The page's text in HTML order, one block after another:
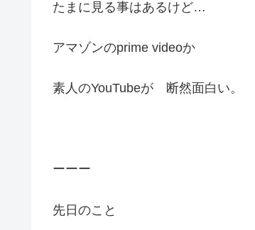
たまに見る事はあるけど…
アマゾンのprime videoか
素人のYouTubeが 断然面白い。
ーーー
先日のこと